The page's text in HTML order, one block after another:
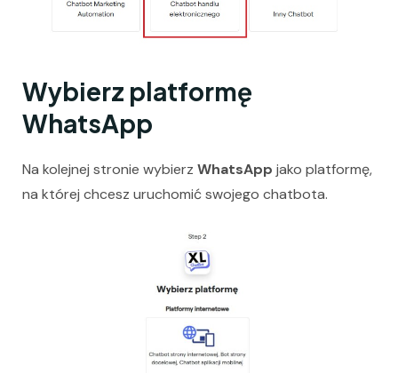
Wybierz platformę
WhatsApp
Na kolejnej stronie wybierz WhatsApp jako platformę,
na której chcesz uruchomić swojego chatbota.